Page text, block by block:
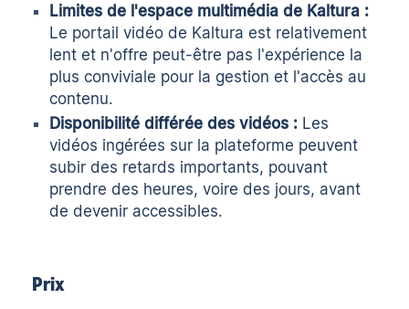
Limites de l'espace multimédia de Kaltura :
Le portail vidéo de Kaltura est relativement
lent et n'offre peut-être pas l'expérience la
plus conviviale pour la gestion et l'accès au
contenu.
Disponibilité différée des vidéos : Les
vidéos ingérées sur la plateforme peuvent
subir des retards importants, pouvant
prendre des heures, voire des jours, avant
de devenir accessibles.
Prix